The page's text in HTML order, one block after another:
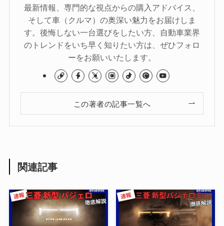
最新情報、専門的な視点からの購入アドバイス、
そして車（クルマ）の奥深い魅力をお届けしま
す。後悔しない一台選びをしたい方、自動車業界
のトレンドをいち早く知りたい方は、ぜひフォロ
ーをお願いいたします。
この著者の記事一覧へ
関連記事